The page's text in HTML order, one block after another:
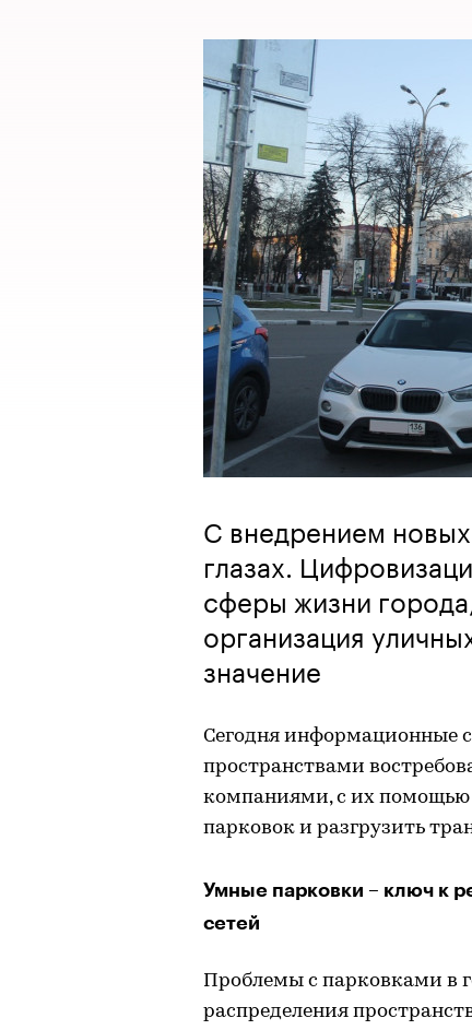
С внедрением
глазах.
сферы жизни
организация
значение
Сегодня информационные
пространствами
компаниями, с их помощью
парковок и разгрузить
Умные парковки – ключ к
сетей
Проблемы с парковками в
распределения